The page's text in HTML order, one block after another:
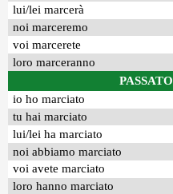
lui/lei marcerà
noi marceremo
voi marcerete
loro marceranno
io ho marciato
tu hai marciato
lui/lei ha marciato
noi abbiamo marciato
voi avete marciato
loro hanno marciato